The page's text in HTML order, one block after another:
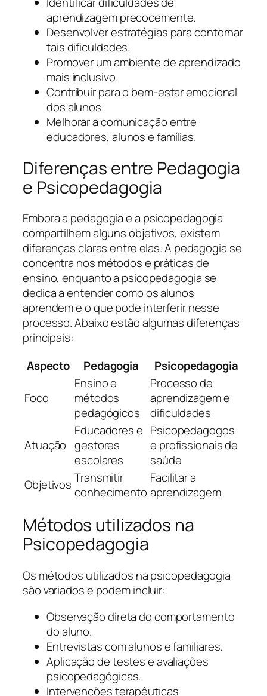
aprendizagem precocemente.
Desenvolver estratégias para contornar
tais dificuldades.
Promover um ambiente de aprendizado
mais inclusivo.
Contribuir para o bem-estar emocional
dos alunos.
Melhorar a comunicação entre
educadores, alunos e famílias.
Diferenças entre Pedagogia
e Psicopedagogia
Embora a pedagogia e a psicopedagogia
compartilhem alguns objetivos, existem
diferenças claras entre elas. A pedagogia se
concentra nos métodos e práticas de
ensino, enquanto a psicopedagogia se
dedica a entender como os alunos
aprendem e o que pode interferir nesse
processo. Abaixo estão algumas diferenças
principais:
Aspecto
Pedagogia Psicopedagogia
Foco
Ensino e
métodos
pedagógicos
Processo de
aprendizagem e
dificuldades
Atuação
Educadores e
gestores
escolares
Psicopedagogos
e profissionais de
saúde
Objetivos Transmitir
conhecimento
Facilitar a
aprendizagem
Métodos utilizados na
Psicopedagogia
Os métodos utilizados na psicopedagogia
são variados e podem incluir:
Observação direta do comportamento
do aluno.
Entrevistas com alunos e familiares.
Aplicação de testes e avaliações
psicopedagógicas.
Intervenções terapêuticas